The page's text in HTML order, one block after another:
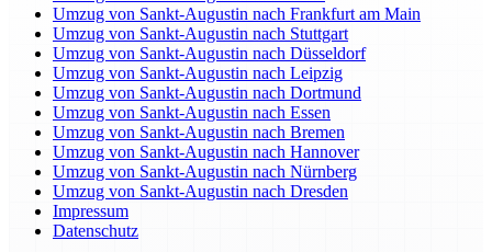
Umzug von Sankt-Augustin nach Frankfurt am Main
Umzug von Sankt-Augustin nach Stuttgart
Umzug von Sankt-Augustin nach Düsseldorf
Umzug von Sankt-Augustin nach Leipzig
Umzug von Sankt-Augustin nach Dortmund
Umzug von Sankt-Augustin nach Essen
Umzug von Sankt-Augustin nach Bremen
Umzug von Sankt-Augustin nach Hannover
Umzug von Sankt-Augustin nach Nürnberg
Umzug von Sankt-Augustin nach Dresden
Impressum
Datenschutz